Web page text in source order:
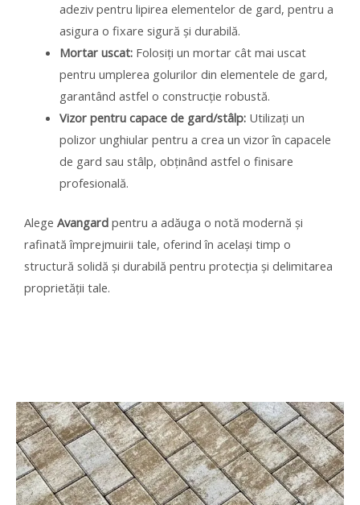
adeziv pentru lipirea elementelor de gard, pentru a
asigura o fixare sigură și durabilă.
Mortar uscat:Folosiți un mortar cât mai uscat
pentru umplerea golurilor din elementele de gard,
garantând astfel o construcție robustă.
Vizor pentru capace de gard/stâlp:Utilizați un
polizor unghiular pentru a crea un vizor în capacele
de gard sau stâlp, obținând astfel o finisare
profesională.
Alege Avangard pentru a adăuga o notă modernă și
rafinată împrejmuirii tale, oferind în același timp o
structură solidă și durabilă pentru protecția și delimitarea
proprietății tale.